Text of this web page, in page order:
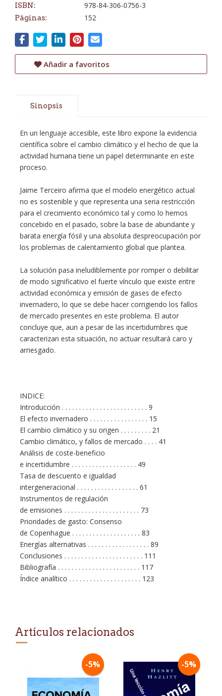
ISBN: 978-84-306-0756-3
Páginas: 152
Añadir a favoritos
Sinopsis
En un lenguaje accesible, este libro expone la evidencia
científica sobre el cambio climático y el hecho de que la
actividad humana tiene un papel determinante en este
proceso.
Jaime Terceiro afirma que el modelo energético actual
no es sostenible y que representa una seria restricción
para el crecimiento económico tal y como lo hemos
concebido en el pasado, sobre la base de abundante y
barata energía fósil y una absoluta despreocupación por
los problemas de calentamiento global que plantea.
La solución pasa ineludiblemente por romper o debilitar
de modo significativo el fuerte vínculo que existe entre
actividad económica y emisión de gases de efecto
invernadero, lo que se debe hacer corrigiendo los fallos
de mercado presentes en este problema. El autor
concluye que, aun a pesar de las incertidumbres que
caracterizan esta situación, no actuar resultará caro y
arriesgado.
INDICE:
Introducción . . . . . . . . . . . . . . . . . . . . . . . . . 9
El efecto invernadero . . . . . . . . . . . . . . . . . 15
El cambio climático y su origen . . . . . . . . . 21
Cambio climático, y fallos de mercado . . . . 41
Análisis de coste-beneficio
e incertidumbre . . . . . . . . . . . . . . . . . . . 49
Tasa de descuento e igualdad
intergeneracional . . . . . . . . . . . . . . . . . . 61
Instrumentos de regulación
de emisiones . . . . . . . . . . . . . . . . . . . . . . 73
Prioridades de gasto: Consenso
de Copenhague . . . . . . . . . . . . . . . . . . . . 83
Energías alternativas . . . . . . . . . . . . . . . . . . 89
Conclusiones . . . . . . . . . . . . . . . . . . . . . . . 111
Bibliografía . . . . . . . . . . . . . . . . . . . . . . . . 117
Índice analítico . . . . . . . . . . . . . . . . . . . . . 123
Artículos relacionados
-5% -5%